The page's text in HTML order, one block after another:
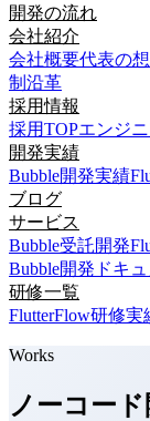
開発の流れ
会社紹介
会社概要代表の
制 沿革
採用情報
採用TOPエンジ
開発実績
Bubble開発実績
ブログ
サービス
Bubble受託開発
Bubble開発ドキュ
研修一覧
FlutterFlow研修実
Works
ノーコー